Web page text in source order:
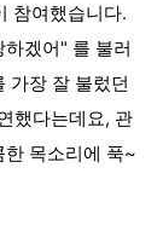
참여했습니다.
겠어" 를 불러
가장 잘 불렀던
했다는데요, 관
한 목소리에 푹~